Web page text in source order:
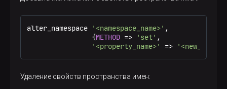
alter_namespace '<namespace_name>' ,
                {
METHOD => 'set' ,
'<property_name>'
=>
Удаление свойств пространства имен: